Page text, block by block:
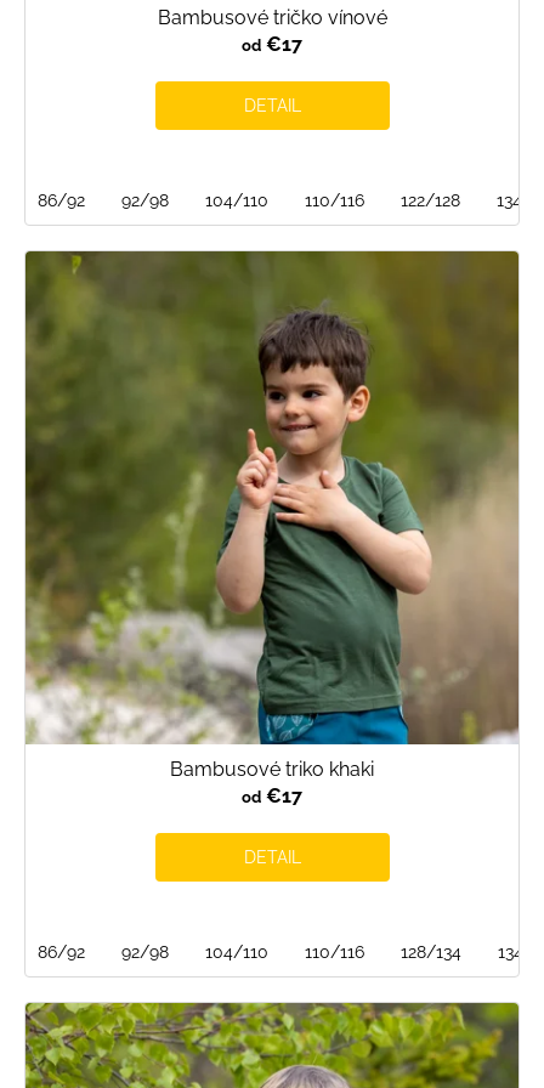
Bambusové tričko vínové
od €17
DETAIL
86/92 92/98 104/110 110/116 122/128 134/
Bambusové triko khaki
od €17
DETAIL
86/92 92/98 104/110 110/116 128/134 134/